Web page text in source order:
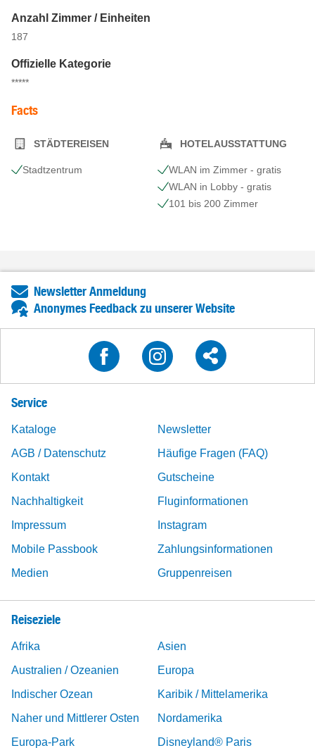
Anzahl Zimmer / Einheiten
187
Offizielle Kategorie
*****
Facts
STÄDTEREISEN
Stadtzentrum
HOTELAUSSTATTUNG
WLAN im Zimmer - gratis
WLAN in Lobby - gratis
101 bis 200 Zimmer
Newsletter Anmeldung
Anonymes Feedback zu unserer Website
Service
Kataloge
Newsletter
AGB / Datenschutz
Häufige Fragen (FAQ)
Kontakt
Gutscheine
Nachhaltigkeit
Fluginformationen
Impressum
Instagram
Mobile Passbook
Zahlungsinformationen
Medien
Gruppenreisen
Reiseziele
Afrika
Asien
Australien / Ozeanien
Europa
Indischer Ozean
Karibik / Mittelamerika
Naher und Mittlerer Osten
Nordamerika
Europa-Park
Disneyland® Paris